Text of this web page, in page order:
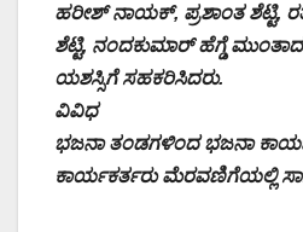
ಹರೀಶ್ ನಾಯಕ್, ಪ್ರಶಾಂತ ಶೆಟ್ಟಿ,
ಶೆಟ್ಟಿ, ನಂದಕುಮಾರ್ ಹೆಗ್ಡೆ
ಯಶಸ್ಸಿಗೆ ಸಹಕರಿಸಿದರು.
ವಿವಿಧ
ಭಜನಾ ತಂಡಗಳಿಂದ ಭಜನಾ
ಕಾರ್ಯಕರ್ತರು ಮೆರವಣಿಗೆಯಲ್ಲಿ